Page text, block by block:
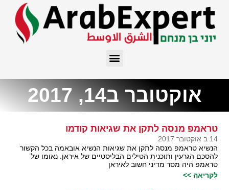
אוקטובר ב14, 2017
טראמפ מנסה לתקן את שגיאות קודמו
14 ב אוקטובר 2017
הנשיא טראמפ מנסה לתקן את שגיאות הנשיא אובאמה בכל הקשור
להסכם הגרעין ותוכנית הטילים הבליסטיים של איראן. נאומו של
טראמפ היה מסר מדיני חשוב לאיראן
לקריאה >>